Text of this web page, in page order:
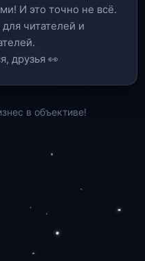
И это точно не всё.
читателей и
друзья 👀
в объективе!